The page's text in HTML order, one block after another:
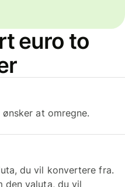
euro to
at omregne.
du vil konvertere fra.
den valuta, du vil